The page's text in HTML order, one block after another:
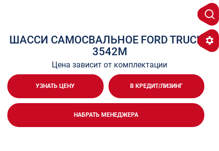
ШАССИ САМОСВАЛЬНОЕ FORD TRUCKS
3542М
Цена зависит от комплектации
УЗНАТЬ ЦЕНУ В КРЕДИТ/ЛИЗИНГ
НАБРАТЬ МЕНЕДЖЕРА